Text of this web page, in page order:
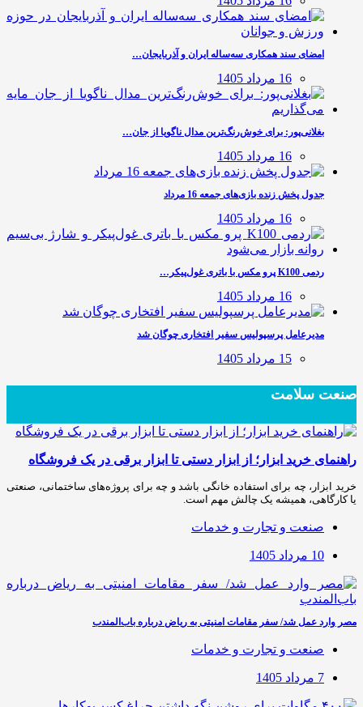
امضای سند همکاری سه‌ساله ایران و آذربایجان…
16 مرداد 1405
بغلانی‌پور: برای خوش‌رنگ‌ترین مدال ناگویا از جان…
16 مرداد 1405
جدول پخش زنده بازی‌های جمعه 16 مرداد
16 مرداد 1405
ردمی K100 پرو مکس با باتری غول‌پیکر…
16 مرداد 1405
مدیرعامل پرسپولیس سفیر افتخاری چوگان شد
15 مرداد 1405
صنعت سلامت
راهنمای خرید ابزار؛ از ابزار دستی تا ابزار برقی در یک فروشگاه
خرید ابزار، چه برای استفاده خانگی باشد و چه برای پروژه‌های ساختمانی، صنعتی
یا کارگاهی، همیشه یک چالش مهم است.
صنعت و تجارت و خدمات
10 مرداد 1405
مصر وارد عمل شد/ سفر مقامات امنیتی به ریاض درباره باب‌المندب
صنعت و تجارت و خدمات
7 مرداد 1405